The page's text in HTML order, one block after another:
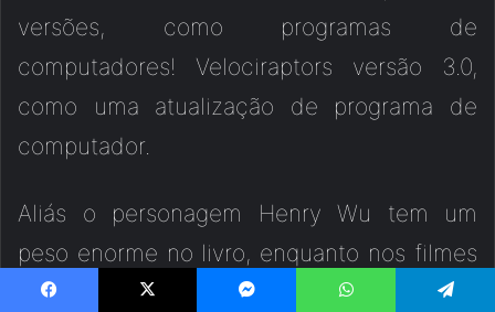
versões, como programas de
computadores! Velociraptors versão 3.0,
como uma atualização de programa de
computador.
Aliás o personagem Henry Wu tem um
peso enorme no livro, enquanto nos filmes
ele sempre foi um personagem de fundo,